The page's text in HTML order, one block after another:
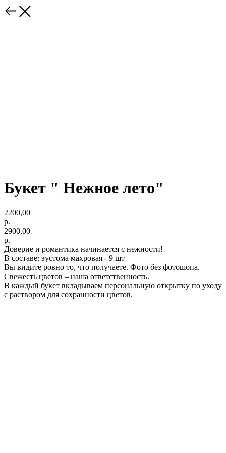
Букет " Нежное лето"
2200,00
р.
2900,00
р.
Доверие и романтика начинается с нежности!
В составе: эустома махровая - 9 шт
Вы видите ровно то, что получаете. Фото без фотошопа.
Свежесть цветов – наша ответственность.
В каждый букет вкладываем персональную открытку по уходу
с раствором для сохранности цветов.